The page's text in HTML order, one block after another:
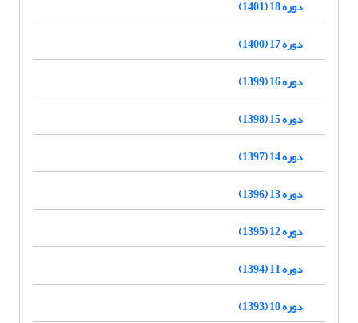
دوره 18 (1401)
دوره 17 (1400)
دوره 16 (1399)
دوره 15 (1398)
دوره 14 (1397)
دوره 13 (1396)
دوره 12 (1395)
دوره 11 (1394)
دوره 10 (1393)